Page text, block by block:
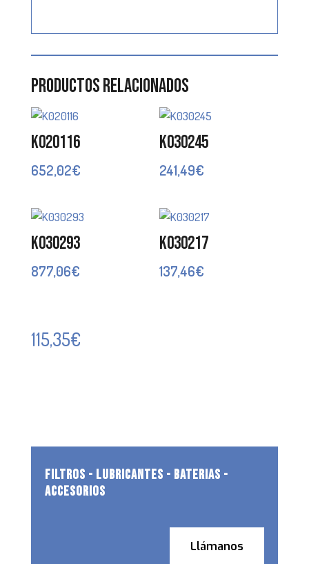
Productos relacionados
K020116
652,02€
K030245
241,49€
K030293
877,06€
K030217
137,46€
115,35€
FILTROS - LUBRICANTES - BATERIAS -
ACCESORIOS
Llámanos